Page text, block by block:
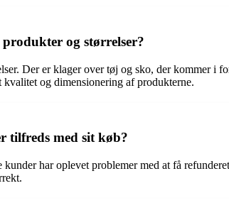
og størrelser?
Der er klager over tøj og sko, der kommer i
kvalitet og dimensionering af produkterne.
tilfreds med sit køb?
har oplevet problemer med at få